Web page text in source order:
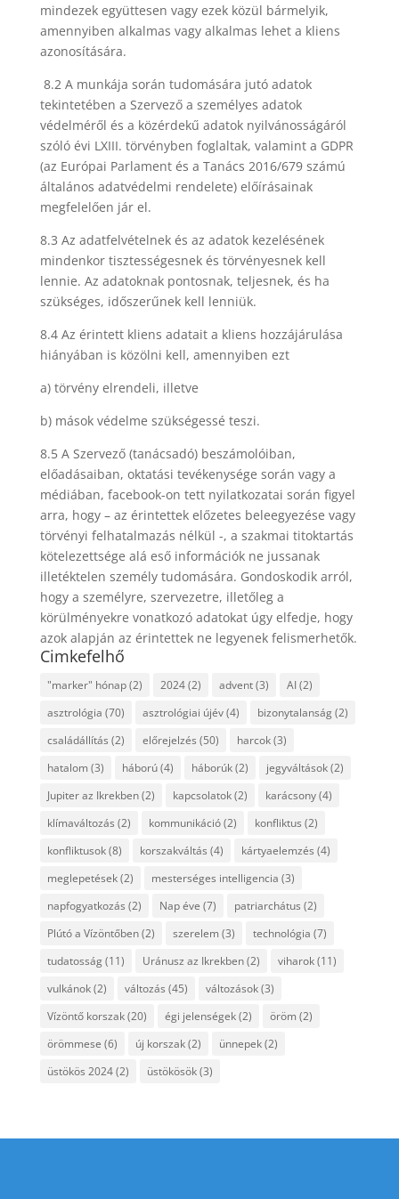
mindezek együttesen vagy ezek közül bármelyik,
amennyiben alkalmas vagy alkalmas lehet a kliens
azonosítására.
8.2 A munkája során tudomására jutó adatok
tekintetében a Szervező a személyes adatok
védelméről és a közérdekű adatok nyilvánosságáról
szóló évi LXIII. törvényben foglaltak, valamint a GDPR
(az Európai Parlament és a Tanács 2016/679 számú
általános adatvédelmi rendelete) előírásainak
megfelelően jár el.
8.3 Az adatfelvételnek és az adatok kezelésének
mindenkor tisztességesnek és törvényesnek kell
lennie. Az adatoknak pontosnak, teljesnek, és ha
szükséges, időszerűnek kell lenniük.
8.4 Az érintett kliens adatait a kliens hozzájárulása
hiányában is közölni kell, amennyiben ezt
a) törvény elrendeli, illetve
b) mások védelme szükségessé teszi.
8.5 A Szervező (tanácsadó) beszámolóiban,
előadásaiban, oktatási tevékenysége során vagy a
médiában, facebook-on tett nyilatkozatai során figyel
arra, hogy – az érintettek előzetes beleegyezése vagy
törvényi felhatalmazás nélkül -, a szakmai titoktartás
kötelezettsége alá eső információk ne jussanak
illetéktelen személy tudomására. Gondoskodik arról,
hogy a személyre, szervezetre, illetőleg a
körülményekre vonatkozó adatokat úgy elfedje, hogy
azok alapján az érintettek ne legyenek felismerhetők.
Cimkefelhő
"marker" hónap(2) 2024(2) advent(3) AI(2)
asztrológia (70) asztrológiai újév(4) bizonytalanság(2)
családállítás (2) előrejelzés (50) harcok(3)
hatalom (3) háború(4) háborúk(2) jegyváltások(2)
Jupiter az Ikrekben(2) kapcsolatok(2) karácsony(4)
klímaváltozás (2) kommunikáció(2) konfliktus (2)
konfliktusok(8) korszakváltás (4) kártyaelemzés (4)
meglepetések(2) mesterséges intelligencia (3)
napfogyatkozás (2) Nap éve (7) patriarchátus (2)
Plútó a Vízöntőben(2) szerelem (3) technológia (7)
tudatosság(11) Uránusz az Ikrekben(2) viharok(11)
vulkánok(2) változás (45) változások(3)
Vízöntő korszak(20) égi jelenségek(2) öröm (2)
örömmese (6) új korszak(2) ünnepek(2)
üstökös 2024(2) üstökösök(3)